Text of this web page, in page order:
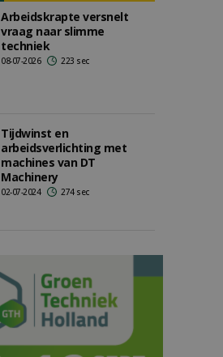
Arbeidskrapte versnelt
vraag naar slimme
techniek
08-07-2026 223 sec
Tijdwinst en
arbeidsverlichting met
machines van DT
Machinery
02-07-2024 274 sec